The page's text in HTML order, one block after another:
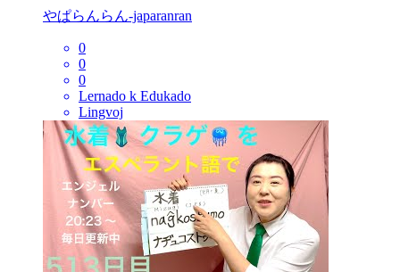
やぱらんらん-japaranran
0
0
0
Lernado k Edukado
Lingvoj